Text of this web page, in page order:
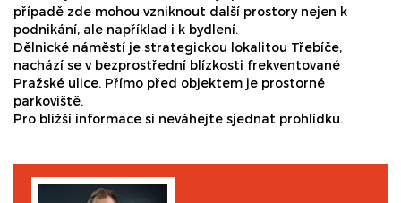
případě zde mohou vzniknout další prostory nejen k
podnikání, ale například i k bydlení.
Dělnické náměstí je strategickou lokalitou Třebíče,
nachází se v bezprostřední blízkosti frekventované
Pražské ulice. Přímo před objektem je prostorné
parkoviště.
Pro bližší informace si neváhejte sjednat prohlídku.